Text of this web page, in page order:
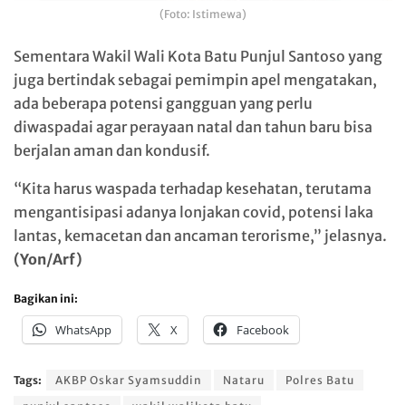
(Foto: Istimewa)
Sementara Wakil Wali Kota Batu Punjul Santoso yang
juga bertindak sebagai pemimpin apel mengatakan,
ada beberapa potensi gangguan yang perlu
diwaspadai agar perayaan natal dan tahun baru bisa
berjalan aman dan kondusif.
“Kita harus waspada terhadap kesehatan, terutama
mengantisipasi adanya lonjakan covid, potensi laka
lantas, kemacetan dan ancaman terorisme,” jelasnya.
(Yon/Arf)
Bagikan ini:
WhatsApp X Facebook
Tags: AKBP Oskar Syamsuddin Nataru
Polres Batu